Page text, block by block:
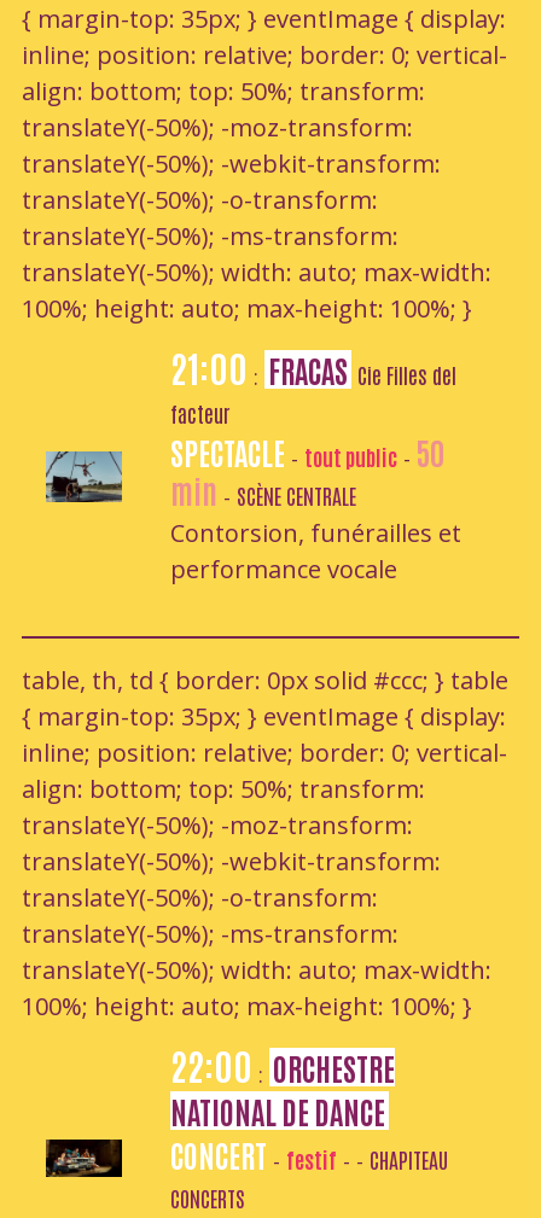
{ margin-top: 35px; } eventImage { display:
inline; position: relative; border: 0; vertical-
align: bottom; top: 50%; transform:
translateY(-50%); -moz-transform:
translateY(-50%); -webkit-transform:
translateY(-50%); -o-transform:
translateY(-50%); -ms-transform:
translateY(-50%); width: auto; max-width:
100%; height: auto; max-height: 100%; }
21:00 : FRACAS Cie Filles del
facteur
SPECTACLE - tout public- 50
min - SCÈNE CENTRALE
Contorsion, funérailles et
performance vocale
table, th, td { border: 0px solid #ccc; } table
{ margin-top: 35px; } eventImage { display:
inline; position: relative; border: 0; vertical-
align: bottom; top: 50%; transform:
translateY(-50%); -moz-transform:
translateY(-50%); -webkit-transform:
translateY(-50%); -o-transform:
translateY(-50%); -ms-transform:
translateY(-50%); width: auto; max-width:
100%; height: auto; max-height: 100%; }
22:00 : ORCHESTRE
NATIONAL DE DANCE
CONCERT - festif - - CHAPITEAU
CONCERTS